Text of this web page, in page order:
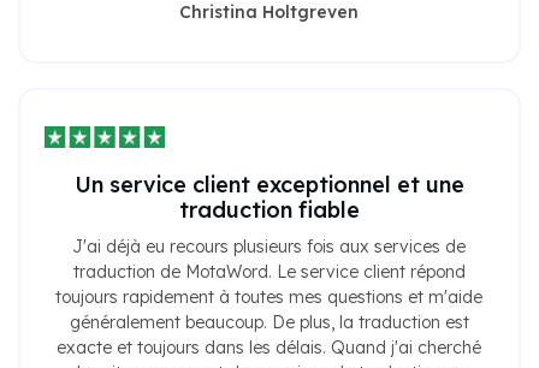
Christina Holtgreven
Un service client exceptionnel et une
traduction fiable
J'ai déjà eu recours plusieurs fois aux services de
traduction de MotaWord. Le service client répond
toujours rapidement à toutes mes questions et m'aide
généralement beaucoup. De plus, la traduction est
exacte et toujours dans les délais. Quand j'ai cherché